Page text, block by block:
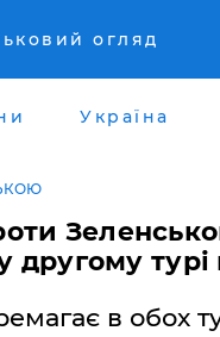
огляд
Україна
другому турі
в обох